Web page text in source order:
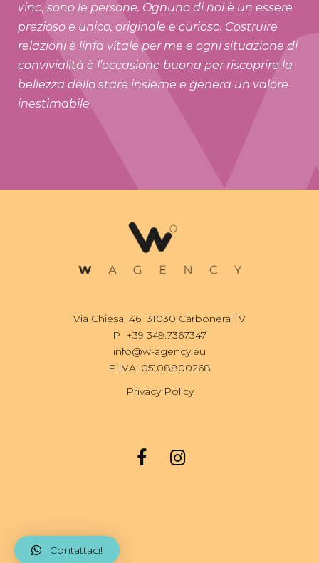
vino, sono le persone. Ognuno di noi è un essere
prezioso e unico, originale e curioso. Costruire
relazioni è linfa vitale per me e ogni situazione di
convivialità è l’occasione buona per riscoprire la
bellezza dello stare insieme e genera un valore
inestimabile
Via Chiesa, 46 31030 Carbonera TV
P +39 349.7367347
info@w-agency.eu
P.IVA: 05108800268
Privacy Policy
Contattaci!